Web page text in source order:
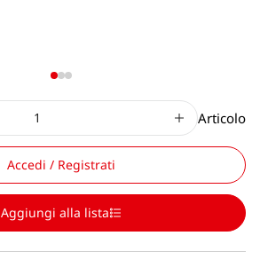
Articolo
Accedi / Registrati
Aggiungi alla lista